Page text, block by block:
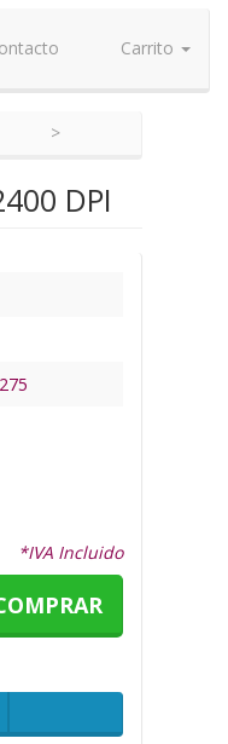
Carrito
DPI
*IVA Incluido